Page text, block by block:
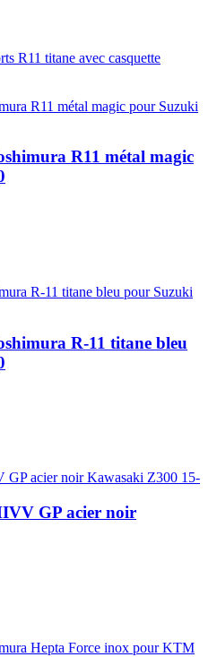
R11 titane avec casquette
R11 métal magic
R-11 titane bleu
GP acier noir